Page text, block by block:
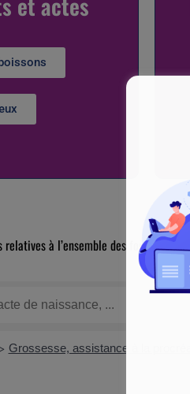
à l’ensemble des formalités
> Grossesse, assistance à la